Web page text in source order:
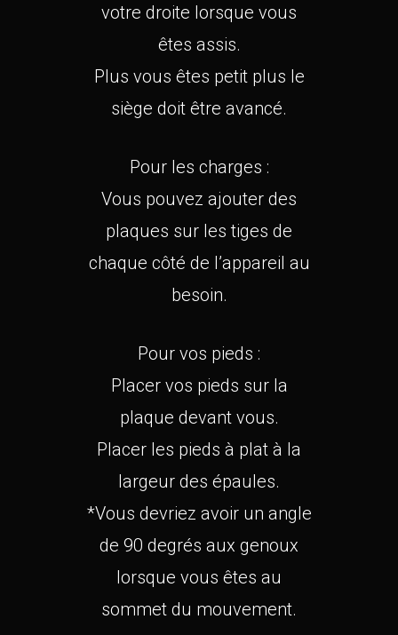
votre droite lorsque vous
êtes assis.
Plus vous êtes petit plus le
siège doit être avancé.
Pour les charges :
Vous pouvez ajouter des
plaques sur les tiges de
chaque côté de l’appareil au
besoin.
Pour vos pieds :
Placer vos pieds sur la
plaque devant vous.
Placer les pieds à plat à la
largeur des épaules.
*Vous devriez avoir un angle
de 90 degrés aux genoux
lorsque vous êtes au
sommet du mouvement.